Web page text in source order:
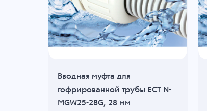
Вводная муфта для
гофрированной трубы ECT N-
MGW25-28G, 28 мм